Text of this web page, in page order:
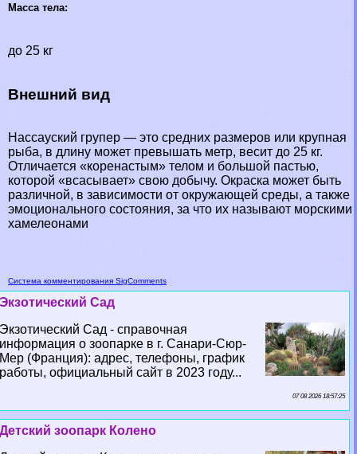
Масса тела:
до 25 кг
Внешний вид
Нассауский групер — это средних размеров или крупная
рыба, в длину может превышать метр, весит до 25 кг.
Отличается «коренастым» телом и большой пастью,
которой «всасывает» свою добычу. Окраска может быть
различной, в зависимости от окружающей среды, а также
эмоционального состояния, за что их называют морскими
хамелеонами
Система комментирования SigComments
Экзотический Сад
Экзотический Сад - справочная
информация о зоопарке в г. Санари-Сюр-
Мер (Франция): адрес, телефоны, график
работы, официальный сайт в 2023 году...
07 08 2026 18:57:25
Детский зоопарк Колено